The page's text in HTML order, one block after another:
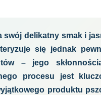
swój delikatny smak i
się jednak
– jego
procesu jest
produktu